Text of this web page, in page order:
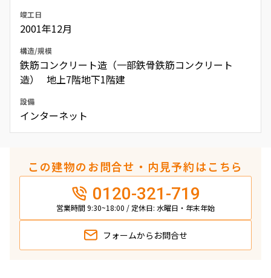
竣工日
2001年12月
構造/規模
鉄筋コンクリート造（一部鉄骨鉄筋コンクリート
造） 地上7階地下1階建
設備
インターネット
この建物のお問合せ・内見予約はこちら
0120-321-719
営業時間 9:30~18:00 / 定休日: 水曜日・年末年始
フォームから お問合せ